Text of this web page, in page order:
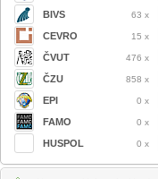
BIVS 63 x
CEVRO 15 x
ČVUT 476 x
ČZU 858 x
EPI 0 x
FAMO 0 x
HUSPOL 0 x